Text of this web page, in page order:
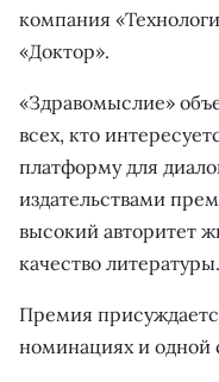
компания
«Доктор».
«Здравомыслие»
всех, кто
платформу для
издательствами
высокий авторитет
качество литературы.
Премия
номинациях и